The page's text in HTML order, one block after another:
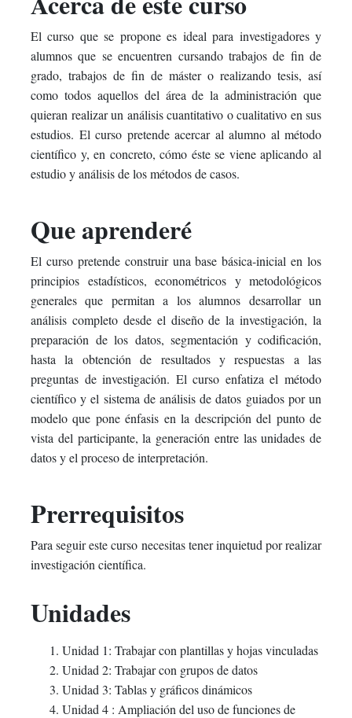
this
course
say
you've
enrolled
in
this
course
enrolled
in
this
course
El curso que se propone es ideal para investigadores y
alumnos que se encuentren cursando trabajos de fin de
grado, trabajos de fin de máster o realizando tesis, así
como todos aquellos del área de la administración que
quieran realizar un análisis cuantitativo o cualitativo en sus
estudios. El curso pretende acercar al alumno al método
científico y, en concreto, cómo éste se viene aplicando al
estudio y análisis de los métodos de casos.
Que aprenderé
El curso pretende construir una base básica-inicial en los
principios estadísticos, econométricos y metodológicos
generales que permitan a los alumnos desarrollar un
análisis completo desde el diseño de la investigación, la
preparación de los datos, segmentación y codificación,
hasta la obtención de resultados y respuestas a las
preguntas de investigación. El curso enfatiza el método
científico y el sistema de análisis de datos guiados por un
modelo que pone énfasis en la descripción del punto de
vista del participante, la generación entre las unidades de
datos y el proceso de interpretación.
Prerrequisitos
Para seguir este curso necesitas tener inquietud por realizar
investigación científica.
Unidades
Unidad 1: Trabajar con plantillas y hojas vinculadas
Unidad 2: Trabajar con grupos de datos
Unidad 3: Tablas y gráficos dinámicos
Unidad 4 : Ampliación del uso de funciones de